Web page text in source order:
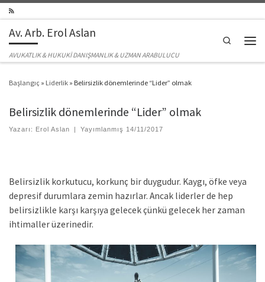
Av. Arb. Erol Aslan
AVUKATLIK & HUKUKİ DANIŞMANLIK & UZMAN ARABULUCU
Search
Başlangıç » Liderlik » Belirsizlik dönemlerinde “Lider” olmak
Belirsizlik dönemlerinde “Lider” olmak
Yazarı: Erol Aslan | Yayımlanmış 14/11/2017
Belirsizlik korkutucu, korkunç bir duygudur. Kaygı, öfke veya
depresif durumlara zemin hazırlar. Ancak liderler de hep
belirsizlikle karşı karşıya gelecek çünkü gelecek her zaman
ihtimaller üzerinedir.